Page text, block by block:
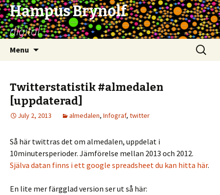
Hampus Brynolf
digital
Menu
Search
for:
Twitterstatistik #almedalen
[uppdaterad]
July 2, 2013 almedalen, Infograf, twitter
Så här twittras det om almedalen, uppdelat i
10minutersperioder. Jämförelse mellan 2013 och 2012.
Själva datan finns i ett google spreadsheet du kan hitta här.
En lite mer färgglad version ser ut så här: